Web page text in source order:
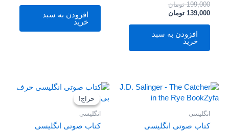
199,000 تومان
139,000 تومان
افزودن به سبد
خرید
افزودن به سبد
خرید
انگلیسی
کتاب صوتی انگلیسی
حراج!
حراج!
انگلیسی
کتاب صوتی انگلیسی
قیمت
قیمت